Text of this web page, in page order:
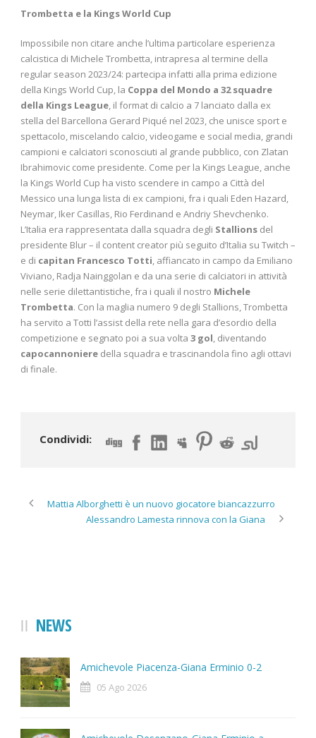
Trombetta e la Kings World Cup
Impossibile non citare anche l’ultima particolare esperienza
calcistica di Michele Trombetta, intrapresa al termine della
regular season 2023/24: partecipa infatti alla prima edizione
della Kings World Cup, la Coppa del Mondo a 32 squadre
della Kings League, il format di calcio a 7 lanciato dalla ex
stella del Barcellona Gerard Piqué nel 2023, che unisce sport e
spettacolo, miscelando calcio, videogame e social media, grandi
campioni e calciatori sconosciuti al grande pubblico, con Zlatan
Ibrahimovic come presidente. Come per la Kings League, anche
la Kings World Cup ha visto scendere in campo a Città del
Messico una lunga lista di ex campioni, fra i quali Eden Hazard,
Neymar, Iker Casillas, Rio Ferdinand e Andriy Shevchenko.
L’Italia era rappresentata dalla squadra degli Stallions del
presidente Blur – il content creator più seguito d’Italia su Twitch –
e di capitan Francesco Totti, affiancato in campo da Emiliano
Viviano, Radja Nainggolan e da una serie di calciatori in attività
nelle serie dilettantistiche, fra i quali il nostro Michele
Trombetta. Con la maglia numero 9 degli Stallions, Trombetta
ha servito a Totti l’assist della rete nella gara d’esordio della
competizione e segnato poi a sua volta 3 gol, diventando
capocannoniere della squadra e trascinandola fino agli ottavi
di finale.
Condividi:
Mattia Alborghetti è un nuovo giocatore biancazzurro
Alessandro Lamesta rinnova con la Giana
NEWS
Amichevole Piacenza-Giana Erminio 0-2
05 Ago 2026